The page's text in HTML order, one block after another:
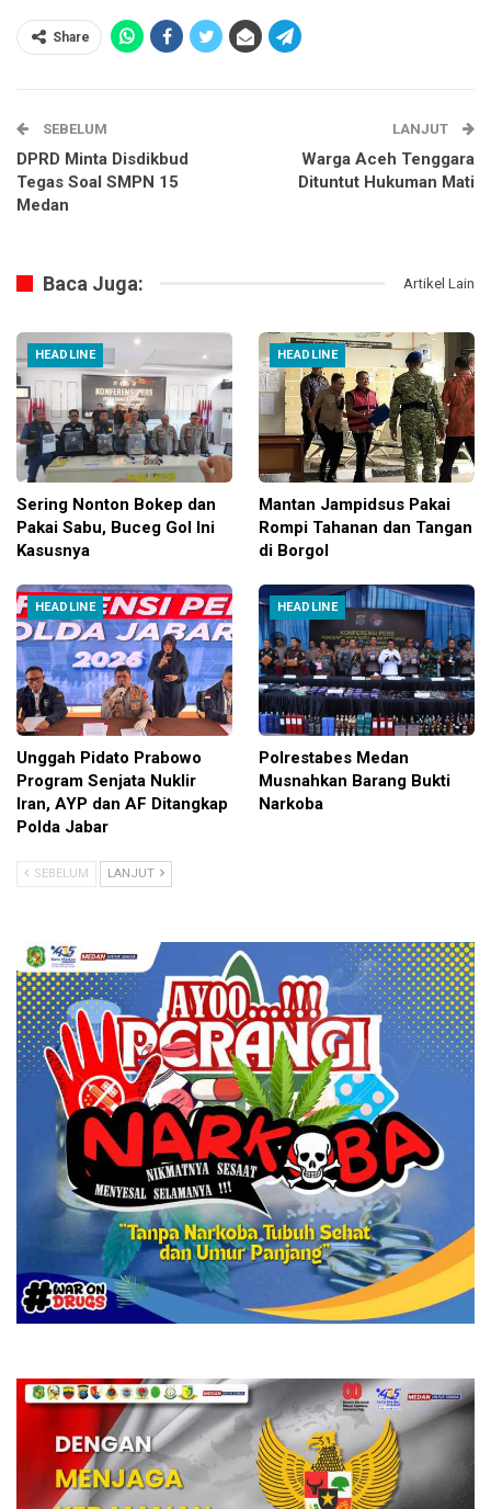
Share
SEBELUM
DPRD Minta Disdikbud
Tegas Soal SMPN 15
Medan
LANJUT
Warga Aceh Tenggara
Dituntut Hukuman Mati
Baca Juga: Artikel Lain
HEADLINE
Sering Nonton Bokep dan
Pakai Sabu, Buceg Gol Ini
Kasusnya
HEADLINE
Mantan Jampidsus Pakai
Rompi Tahanan dan Tangan
di Borgol
HEADLINE
Unggah Pidato Prabowo
Program Senjata Nuklir
Iran, AYP dan AF Ditangkap
Polda Jabar
HEADLINE
Polrestabes Medan
Musnahkan Barang Bukti
Narkoba
SEBELUM LANJUT